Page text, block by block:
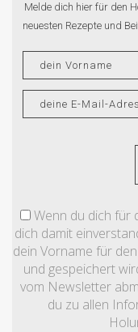
Melde dich hier für den
neuesten Rezepte und
Wenn du dich für
dich damit
dein Vorname für
und gespeichert
vom Newsletter
du zu allen